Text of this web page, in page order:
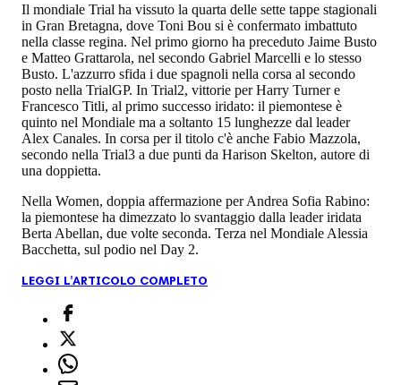
Il mondiale Trial ha vissuto la quarta delle sette tappe stagionali
in Gran Bretagna, dove Toni Bou si è confermato imbattuto
nella classe regina. Nel primo giorno ha preceduto Jaime Busto
e Matteo Grattarola, nel secondo Gabriel Marcelli e lo stesso
Busto. L'azzurro sfida i due spagnoli nella corsa al secondo
posto nella TrialGP. In Trial2, vittorie per Harry Turner e
Francesco Titli, al primo successo iridato: il piemontese è
quinto nel Mondiale ma a soltanto 15 lunghezze dal leader
Alex Canales. In corsa per il titolo c'è anche Fabio Mazzola,
secondo nella Trial3 a due punti da Harison Skelton, autore di
una doppietta.
Nella Women, doppia affermazione per Andrea Sofia Rabino:
la piemontese ha dimezzato lo svantaggio dalla leader iridata
Berta Abellan, due volte seconda. Terza nel Mondiale Alessia
Bacchetta, sul podio nel Day 2.
LEGGI L'ARTICOLO COMPLETO